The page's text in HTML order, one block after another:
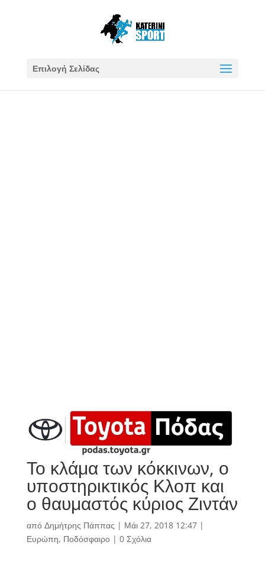
Επιλογή Σελίδας
Το κλάμα των κόκκινων, ο
υποστηρικτικός Κλοπ και
ο θαυμαστός κύριος Ζιντάν
από Δημήτρης Πάππας | Μάι 27, 2018 12:47|
Ευρώπη, Ποδόσφαιρο| 0 Σχόλια